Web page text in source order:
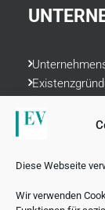
Diese Webseite
Wir verwenden